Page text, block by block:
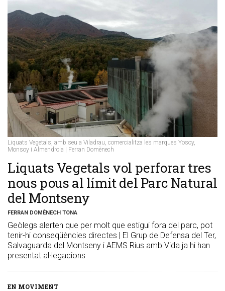
Liquats Vegetals, amb seu a Viladrau, comercialitza les marques Yosoy,
Monsoy i Almendrola | Ferran Domènech
​Liquats Vegetals vol perforar tres
nous pous al límit del Parc Natural
del Montseny
FERRAN DOMÈNECH TONA
Geòlegs alerten que per molt que estigui fora del parc, pot
tenir-hi conseqüències directes | El Grup de Defensa del Ter,
Salvaguarda del Montseny i AEMS Rius amb Vida ja hi han
presentat al·legacions
EN MOVIMENT